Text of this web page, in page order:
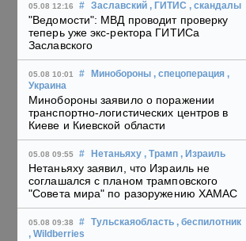
05.08 12:16 # Заславский , ГИТИС , скандалы
"Ведомости": МВД проводит проверку
теперь уже экс-ректора ГИТИСа
Заславского
05.08 10:01 # Минобороны , спецоперация ,
Украина
Минобороны заявило о поражении
транспортно-логистических центров в
Киеве и Киевской области
05.08 09:55 # Нетаньяху , Трамп , Израиль
Нетаньяху заявил, что Израиль не
соглашался с планом трамповского
"Совета мира" по разоружению ХАМАС
05.08 09:38 # Тульскаяобласть , беспилотник
, Wildberries